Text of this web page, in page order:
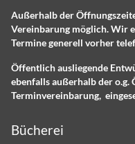
Außerhalb der
Vereinbarung möglich. Wir
Termine generell vorher
Öffentlich ausliegende
ebenfalls außerhalb der o.g.
Terminvereinbarung,
Bücherei